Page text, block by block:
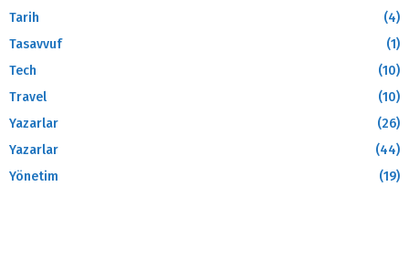
Tarih
(4)
Tasavvuf
(1)
Tech
(10)
Travel
(10)
Yazarlar
(26)
Yazarlar
(44)
Yönetim
(19)